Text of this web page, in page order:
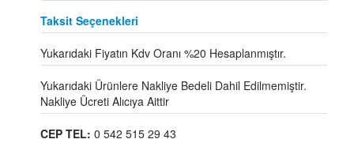
Taksit Seçenekleri
Yukarıdaki Fiyatın Kdv Oranı %20 Hesaplanmıştır.
Yukarıdaki Ürünlere Nakliye Bedeli Dahil Edilmemiştir.
Nakliye Ücreti Alıcıya Aittir
CEP TEL: 0 542 515 29 43